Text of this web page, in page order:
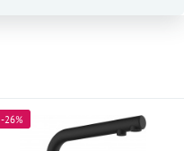
-26%